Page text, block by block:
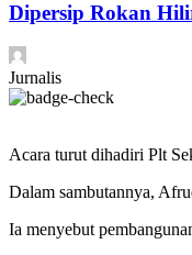
Dipersip Rokan
Jurnalis
Acara turut dihadiri Plt
Dalam sambutannya,
Ia menyebut